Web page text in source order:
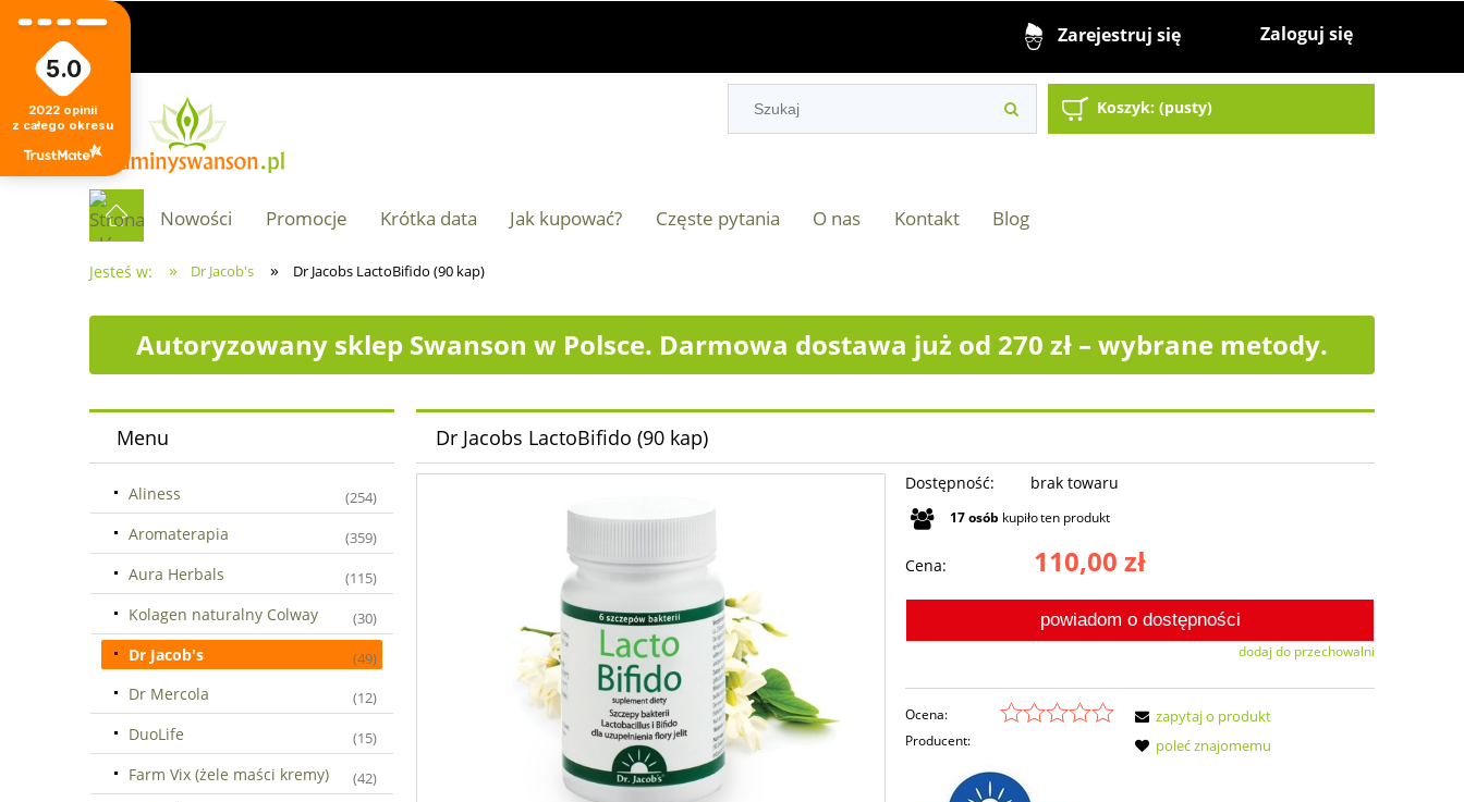
Zarejestruj się Zaloguj się
Koszyk: (pusty)
Nowości Promocje Krótka data Jak kupować? Częste pytania O nas Kontakt Blog
Jesteś w: » Dr Jacob's » Dr Jacobs LactoBifido (90 kap)
Autoryzowany sklep Swanson w Polsce. Darmowa dostawa już od 270 zł – wybrane metody.
Menu
Aliness (254)
Aromaterapia (359)
Aura Herbals (115)
Kolagen naturalny Colway (30)
Dr Jacob's (49)
Dr Mercola (12)
DuoLife (15)
Farm Vix (żele maści kremy) (42)
Dr Jacobs LactoBifido (90 kap)
Dostępność: brak towaru
17osób kupiłoten produkt
Cena: 110,00 zł
powiadom o dostępności
dodaj do przechowalni
Ocena:
Producent:
zapytaj o produkt
poleć znajomemu
5.0
2022 opinii
z całego okresu